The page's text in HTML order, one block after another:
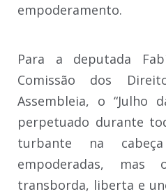
empoderamento.
Para a deputada
Comissão dos
Assembleia, o “Julho
perpetuado durante
turbante na
empoderadas, mas
transborda, liberta e